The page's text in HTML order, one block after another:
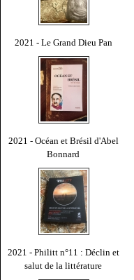
2021 - Le Grand Dieu Pan
2021 - Océan et Brésil d'Abel
Bonnard
2021 - Philitt n°11 : Déclin et
salut de la littérature